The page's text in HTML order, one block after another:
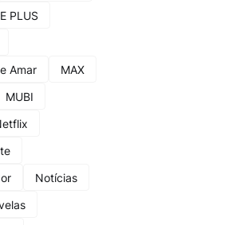
PLUS
Amar
MAX
MUBI
Notícias